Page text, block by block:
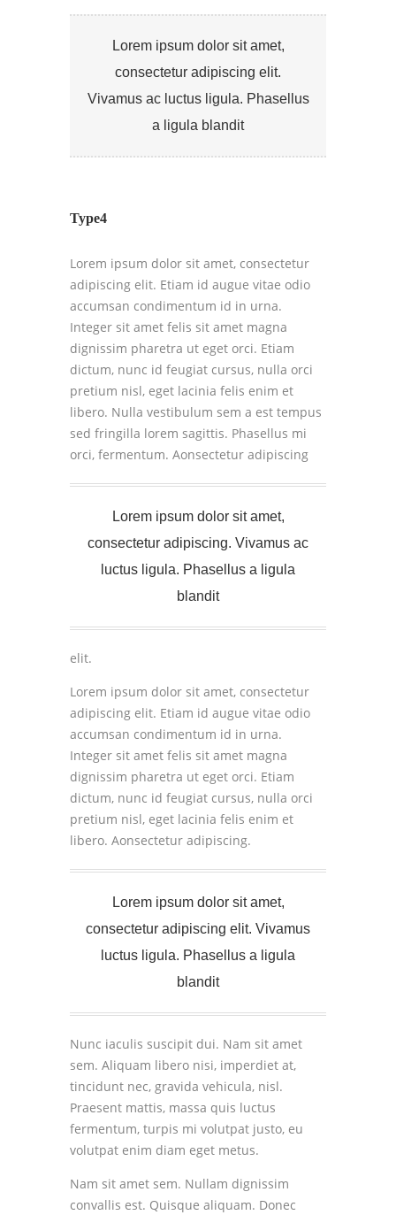
Lorem ipsum dolor sit amet,
consectetur adipiscing elit.
Vivamus ac luctus ligula. Phasellus
a ligula blandit
Type4
Lorem ipsum dolor sit amet, consectetur
adipiscing elit. Etiam id augue vitae odio
accumsan condimentum id in urna.
Integer sit amet felis sit amet magna
dignissim pharetra ut eget orci. Etiam
dictum, nunc id feugiat cursus, nulla orci
pretium nisl, eget lacinia felis enim et
libero. Nulla vestibulum sem a est tempus
sed fringilla lorem sagittis. Phasellus mi
orci, fermentum.
Lorem ipsum dolor sit amet,
consectetur adipiscing. Vivamus ac
luctus ligula. Phasellus a ligula
blandit
Aonsectetur adipiscing
elit.
Lorem ipsum dolor sit amet, consectetur
adipiscing elit. Etiam id augue vitae odio
accumsan condimentum id in urna.
Integer sit amet felis sit amet magna
dignissim pharetra ut eget orci. Etiam
dictum, nunc id feugiat cursus, nulla orci
pretium nisl, eget lacinia felis enim et
libero.
Lorem ipsum dolor sit amet,
consectetur adipiscing elit. Vivamus
luctus ligula. Phasellus a ligula
blandit
Aonsectetur adipiscing.
Nunc iaculis suscipit dui. Nam sit amet
sem. Aliquam libero nisi, imperdiet at,
tincidunt nec, gravida vehicula, nisl.
Praesent mattis, massa quis luctus
fermentum, turpis mi volutpat justo, eu
volutpat enim diam eget metus.
Nam sit amet sem. Nullam dignissim
convallis est. Quisque aliquam. Donec